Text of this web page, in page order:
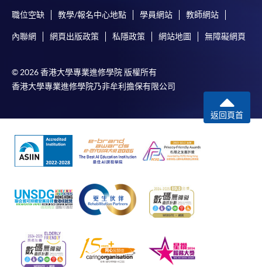
職位空缺 教學/報名中心地點 學員網站 教師網站
內聯網 網頁出版政策 私隱政策 網站地圖 無障礙網頁
© 2026 香港大學專業進修學院 版權所有
香港大學專業進修學院乃非牟利擔保有限公司
返回頁首